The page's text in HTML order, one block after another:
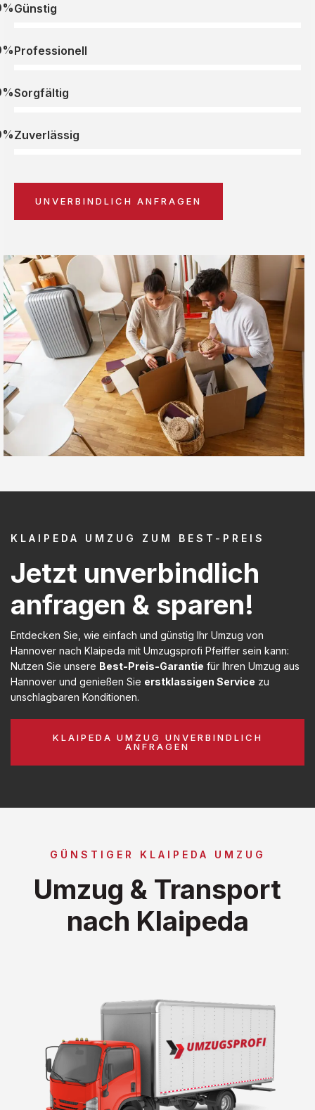
Günstig
Professionell
Sorgfältig
Zuverlässig
UNVERBINDLICH ANFRAGEN
KLAIPEDA UMZUG ZUM BEST-PREIS
Jetzt unverbindlich
anfragen & sparen!
Entdecken Sie, wie einfach und günstig Ihr Umzug von
Hannover nach Klaipeda mit Umzugsprofi Pfeiffer sein kann:
Nutzen Sie unsere Best-Preis-Garantie für Ihren Umzug aus
Hannover und genießen Sie erstklassigen Service zu
unschlagbaren Konditionen.
KLAIPEDA UMZUG UNVERBINDLICH
ANFRAGEN
GÜNSTIGER KLAIPEDA UMZUG
Umzug & Transport
nach Klaipeda